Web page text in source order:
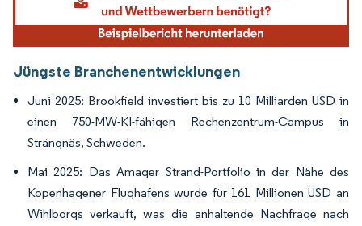
Jüngste Branchenentwicklungen
Juni 2025: Brookfield investiert bis zu 10 Milliarden USD in
einen 750-MW-KI-fähigen Rechenzentrum-Campus in
Strängnäs, Schweden.
Mai 2025: Das Amager Strand-Portfolio in der Nähe des
Kopenhagener Flughafens wurde für 161 Millionen USD an
Wihlborgs verkauft, was die anhaltende Nachfrage nach